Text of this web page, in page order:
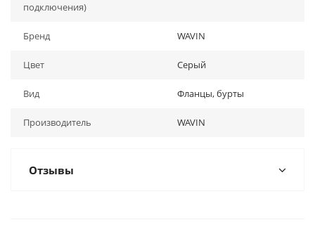
подключения)
Бренд WAVIN
Цвет Серый
Вид Фланцы, бурты
Производитель WAVIN
Отзывы